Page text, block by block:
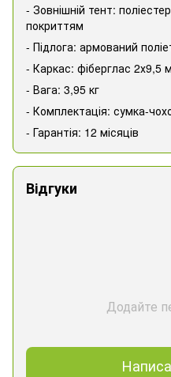
- Зовнішній тент:
покриттям
- Підлога: армований
- Каркас: фіберглас 2х9,5
- Вага: 3,95 кг
- Комплектація: сумка-
- Гарантія: 12 місяців
Відгуки
Додайте